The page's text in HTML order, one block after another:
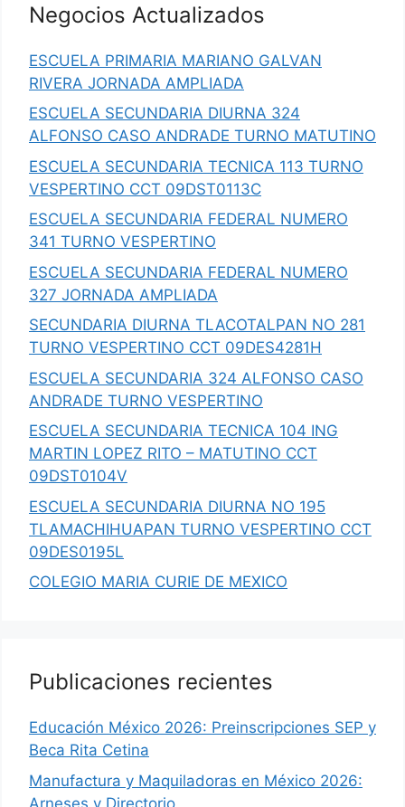
Negocios Actualizados
ESCUELA PRIMARIA MARIANO GALVAN
RIVERA JORNADA AMPLIADA
ESCUELA SECUNDARIA DIURNA 324
ALFONSO CASO ANDRADE TURNO MATUTINO
ESCUELA SECUNDARIA TECNICA 113 TURNO
VESPERTINO CCT 09DST0113C
ESCUELA SECUNDARIA FEDERAL NUMERO
341 TURNO VESPERTINO
ESCUELA SECUNDARIA FEDERAL NUMERO
327 JORNADA AMPLIADA
SECUNDARIA DIURNA TLACOTALPAN NO 281
TURNO VESPERTINO CCT 09DES4281H
ESCUELA SECUNDARIA 324 ALFONSO CASO
ANDRADE TURNO VESPERTINO
ESCUELA SECUNDARIA TECNICA 104 ING
MARTIN LOPEZ RITO – MATUTINO CCT
09DST0104V
ESCUELA SECUNDARIA DIURNA NO 195
TLAMACHIHUAPAN TURNO VESPERTINO CCT
09DES0195L
COLEGIO MARIA CURIE DE MEXICO
Publicaciones recientes
Educación México 2026: Preinscripciones SEP y
Beca Rita Cetina
Manufactura y Maquiladoras en México 2026:
Arneses y Directorio